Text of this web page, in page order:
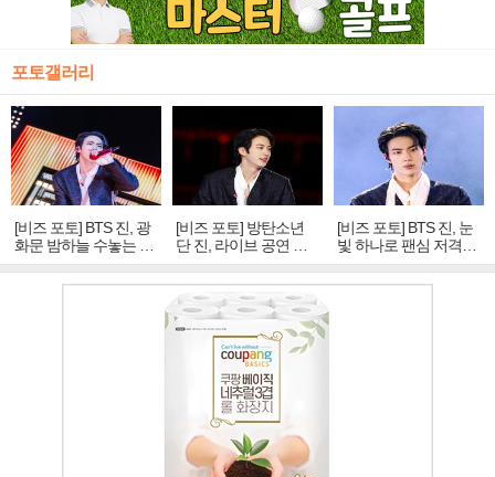
포토갤러리
[비즈 포토] BTS 진, 광
화문 밤하늘 수놓는 '비
주얼 킹'의 열창
[비즈 포토] 방탄소년
단 진, 라이브 공연 중
빛나는 독보적 아우라
[비즈 포토] BTS 진, 눈
빛 하나로 팬심 저격…
독보적 카리스마